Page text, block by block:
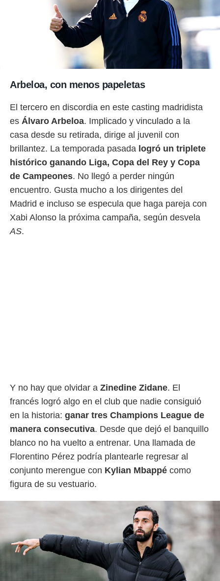
Arbeloa, con menos papeletas
El tercero en discordia en este casting madridista
es Álvaro Arbeloa. Implicado y vinculado a la
casa desde su retirada, dirige al juvenil con
brillantez. La temporada pasada logró un triplete
histórico ganando Liga, Copa del Rey y Copa
de Campeones. No llegó a perder ningún
encuentro. Gusta mucho a los dirigentes del
Madrid e incluso se especula que haga pareja con
Xabi Alonso la próxima campaña, según desvela
AS.
Y no hay que olvidar a Zinedine Zidane. El
francés logró algo en el club que nadie consiguió
en la historia: ganar tres Champions League de
manera consecutiva. Desde que dejó el banquillo
blanco no ha vuelto a entrenar. Una llamada de
Florentino Pérez podría plantearle regresar al
conjunto merengue con Kylian Mbappé como
figura de su vestuario.